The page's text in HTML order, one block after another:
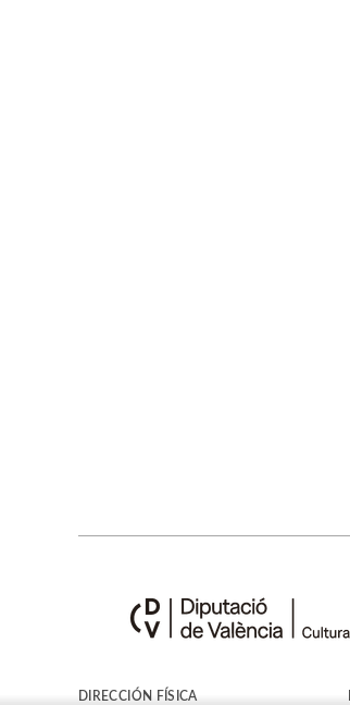
DIRECCIÓN FÍSICA